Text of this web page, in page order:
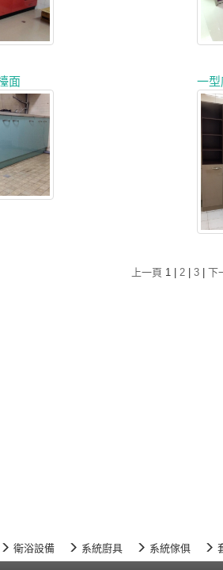
面 一
上一頁 1 |2 |3 |下
衛浴設備 系統廚具 系統傢俱